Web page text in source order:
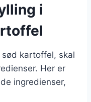
i
sød kartoffel, skal
Her er
ingredienser,